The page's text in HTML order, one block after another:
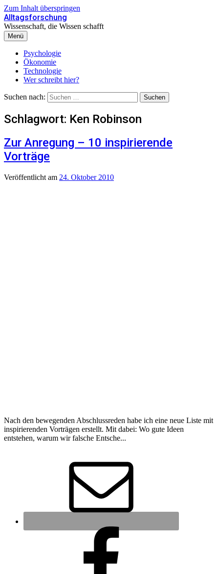
Zum Inhalt überspringen
Alltagsforschung
Wissenschaft, die Wissen schafft
Menü
Psychologie
Ökonomie
Technologie
Wer schreibt hier?
Suchen nach:
Schlagwort: Ken Robinson
Zur Anregung – 10 inspirierende
Vorträge
Veröffentlicht am 24. Oktober 2010
Nach den bewegenden Abschlussreden habe ich eine neue Liste mit
inspirierenden Vorträgen erstellt. Mit dabei: Wo gute Ideen
entstehen, warum wir falsche Entsche...